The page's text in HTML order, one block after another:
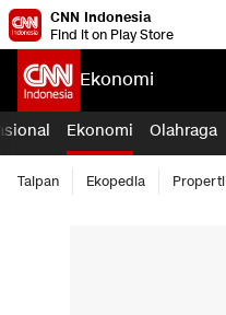
CNN Indonesia
Find it on Play Store
Ekonomi
Ekonomi Olahraga
Taipan Ekopedia Properti